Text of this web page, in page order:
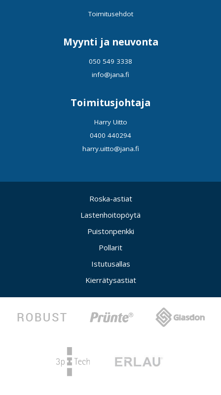
Toimitusehdot
Myynti ja neuvonta
050 549 3338
info@jana.fi
Toimitusjohtaja
Harry Uitto
0400 440294
harry.uitto@jana.fi
Roska-astiat
Lastenhoitopöytä
Puistonpenkki
Pollarit
Istutusallas
Kierrätysastiat